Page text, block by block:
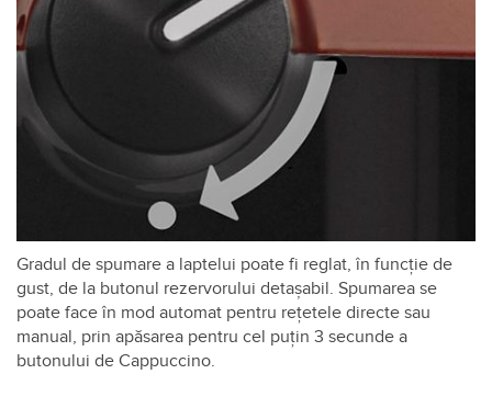
Gradul de spumare a laptelui poate fi reglat, în funcţie de
gust, de la butonul rezervorului detaşabil. Spumarea se
poate face în mod automat pentru reţetele directe sau
manual, prin apăsarea pentru cel puţin 3 secunde a
butonului de Cappuccino.